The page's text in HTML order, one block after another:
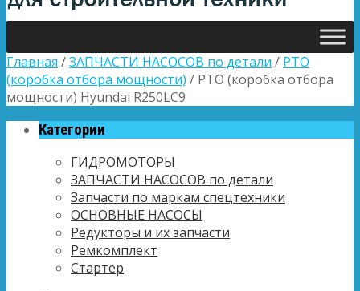
Главная /ЗАПЧАСТИ НАСОСОВ по детали / PTO
(коробка отбора мощности) / PTO (коробка отбора
мощности) Hyundai R250LC9
Категории
ГИДРОМОТОРЫ
ЗАПЧАСТИ НАСОСОВ по детали
Запчасти по маркам спецтехники
ОСНОВНЫЕ НАСОСЫ
Редукторы и их запчасти
Ремкомплект
Стартер